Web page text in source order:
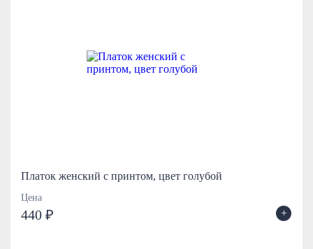
Платок женский с принтом, цвет голубой
Цена
440 ₽ +